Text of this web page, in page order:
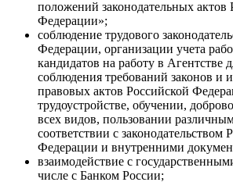
положений законодательных актов
Федерации»;
соблюдение трудового
Федерации, организации учета
кандидатов на работу в Агентстве
соблюдения требований законов и
правовых актов Российской
трудоустройстве, обучении,
всех видов, пользовании
соответствии с законодательством
Федерации и внутренними
взаимодействие с
числе с Банком России;